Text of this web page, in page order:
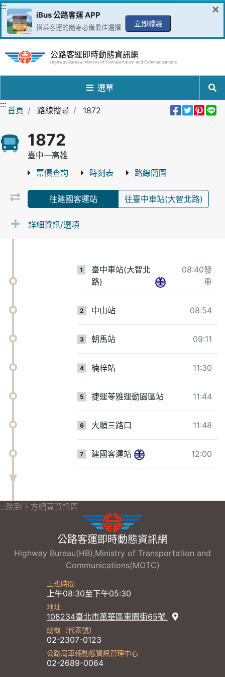
跳到主要內容區
:::
iBus 公路客運 APP
搭乘客運的隨身必備最佳選擇 立即體驗
×
公路客運即時動態資訊網
Highway Bureau, Ministry of Transportation and Communications
選單
:::
首頁 路線搜尋 1872 分享到
分享
分
1872
臺中─高雄
票價查詢 時刻表 路線簡圖
往建國客運站 往臺中車站(大智北路)
詳細資訊/選項
1
臺中車站(大智北
路)
08:40發
車
2 中山站 08:54
3 朝馬站 09:11
4 楠梓站 11:30
5 捷運苓雅運動園區站 11:44
6 大順三路口 11:48
7 建國客運站 12:00
:::跳到下方網頁資訊區
公路客運即時動態資訊網
Highway Bureau(HB),Ministry of Transportation and
Communications(MOTC)
上班時間
上午08:30至下午05:30
地址
108234臺北市萬華區東園街65號
總機（代表號）
02-2307-0123
公路局車輛動態資訊管理中心
02-2689-0064